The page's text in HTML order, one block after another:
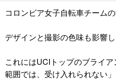
イベント
エンタメ
コロンビア女子自転車チーム
デザインと撮影の色味も影響
これにはUCIトップのブライ
範囲では、受け入れられない